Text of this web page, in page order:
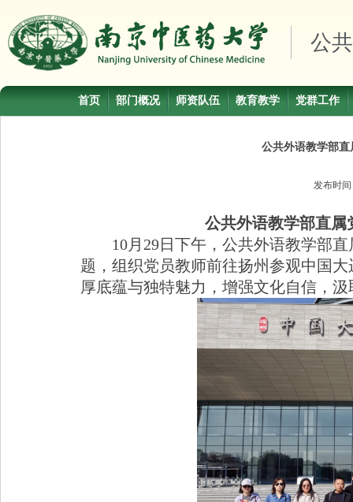
公
首页 部门概况 师资队伍 教育教学 党群工作
公共外语教学部
发布时
公共外语教学部直属
10月 29日下午，公共外语教学部
题，组织党员教师前往扬州参观中国
厚底蕴与独特魅力，增强文化自信，